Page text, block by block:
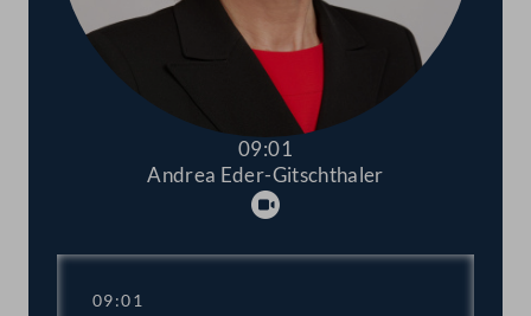
09:01
Andrea Eder-Gitschthaler
Abspielen
09:01